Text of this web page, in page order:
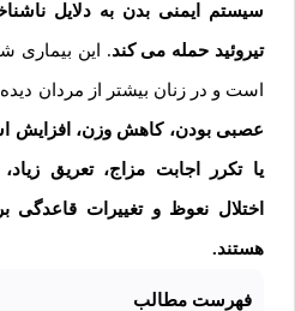
سیستم ایمنی بدن به دلایل
تیروئید حمله می کند. این بیماری
است و در زنان بیشتر از مردان
عصبی بودن، کاهش وزن، افزایش
یا تکرر اجابت مزاج، تعریق
اختلال نعوظ و تغییرات قاعدگی
هستند.
فهرست مطالب